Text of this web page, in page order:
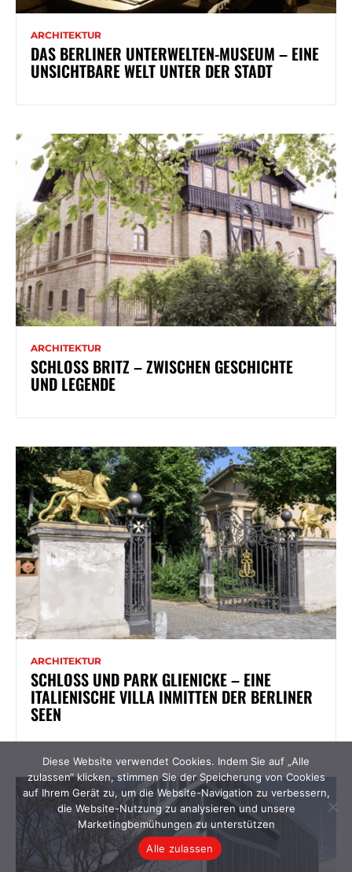
ARCHITEKTUR
DAS BERLINER UNTERWELTEN-MUSEUM – EINE
UNSICHTBARE WELT UNTER DER STADT
ARCHITEKTUR
SCHLOSS BRITZ – ZWISCHEN GESCHICHTE
UND LEGENDE
ARCHITEKTUR
SCHLOSS UND PARK GLIENICKE – EINE
ITALIENISCHE VILLA INMITTEN DER BERLINER
SEEN
Diese Website verwendet Cookies. Indem Sie auf „Alle
zulassen“ klicken, stimmen Sie der Speicherung von Cookies
auf Ihrem Gerät zu, um die Website-Navigation zu verbessern,
die Website-Nutzung zu analysieren und unsere
Marketingbemühungen zu unterstützen
Alle zulassen